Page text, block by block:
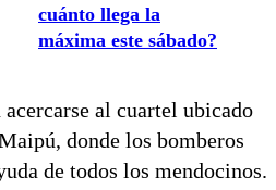
cuánto llega la
máxima este sábado?
al cuartel ubicado
donde los bomberos
de todos los mendocinos.